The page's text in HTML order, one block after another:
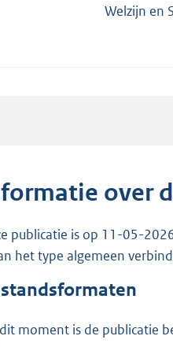
Welzijn en
over
publicatie is op 11-05-
het type algemeen
moment is de publicatie